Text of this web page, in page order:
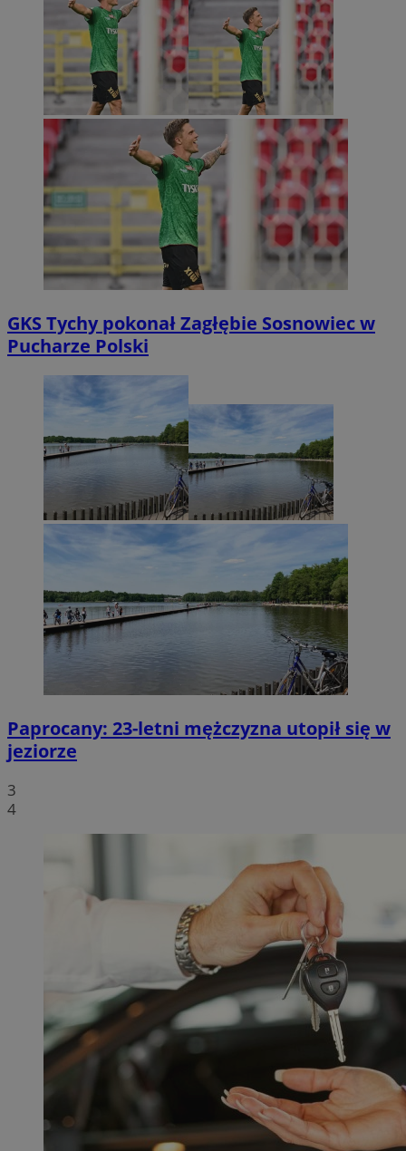
GKS Tychy pokonał Zagłębie Sosnowiec w
Pucharze Polski
Paprocany: 23-letni mężczyzna utopił się w
jeziorze
3
4